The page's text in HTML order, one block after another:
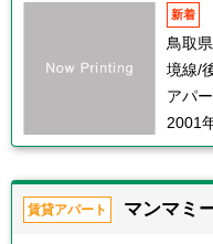
新着
鳥取
境線/
アパ
2001
賃貸アパート マンマミ